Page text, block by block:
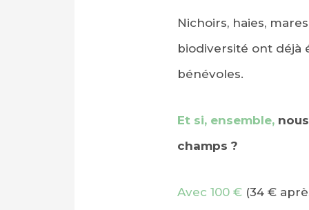
Nichoirs, haies,
biodiversité ont déjà
bénévoles.
Et si, ensemble,nous
champs ?
Avec 100 €(34 €